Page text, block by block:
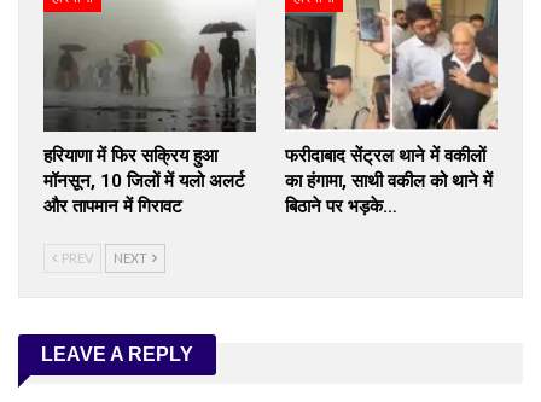
हरियाणा में फिर सक्रिय हुआ
मॉनसून, 10 जिलों में यलो अलर्ट
और तापमान में गिरावट
फरीदाबाद सेंट्रल थाने में वकीलों
का हंगामा, साथी वकील को थाने में
बिठाने पर भड़के…
PREV NEXT
LEAVE A REPLY